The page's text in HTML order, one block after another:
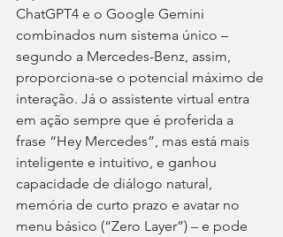
ChatGPT4 e o Google Gemini
combinados num sistema único –
segundo a Mercedes-Benz, assim,
proporciona-se o potencial máximo de
interação. Já o assistente virtual entra
em ação sempre que é proferida a
frase “Hey Mercedes”, mas está mais
inteligente e intuitivo, e ganhou
capacidade de diálogo natural,
memória de curto prazo e avatar no
menu básico (“Zero Layer”) – e pode